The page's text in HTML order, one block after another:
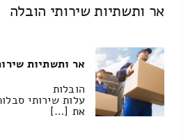
אר ותשתיות שירותי הובלה
אר ותשתיות
הובלות
עלות שירותי
את […]